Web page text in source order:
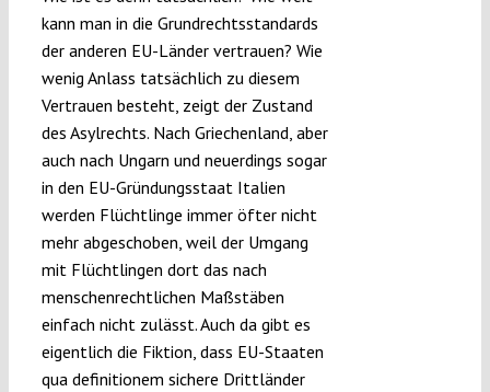
kann man in die Grundrechtsstandards
der anderen EU-Länder vertrauen? Wie
wenig Anlass tatsächlich zu diesem
Vertrauen besteht, zeigt der Zustand
des Asylrechts. Nach Griechenland, aber
auch nach Ungarn und neuerdings sogar
in den EU-Gründungsstaat Italien
werden Flüchtlinge immer öfter nicht
mehr abgeschoben, weil der Umgang
mit Flüchtlingen dort das nach
menschenrechtlichen Maßstäben
einfach nicht zulässt. Auch da gibt es
eigentlich die Fiktion, dass EU-Staaten
qua definitionem sichere Drittländer